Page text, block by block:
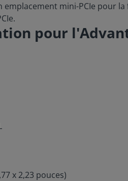
emplacement mini-PCIe pour
pour
x 2,23 pouces)